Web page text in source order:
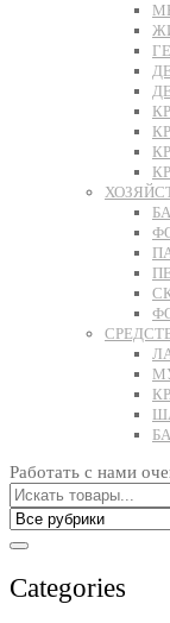
Работать с нами
Categories